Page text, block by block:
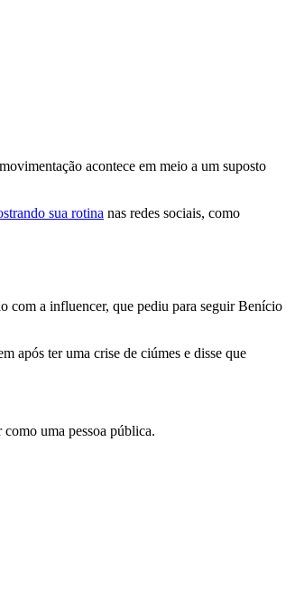
acontece em meio a um suposto
sua rotina nas redes sociais, como
com a influencer, que pediu para seguir Benício
após ter uma crise de ciúmes e disse que
uma pessoa pública.